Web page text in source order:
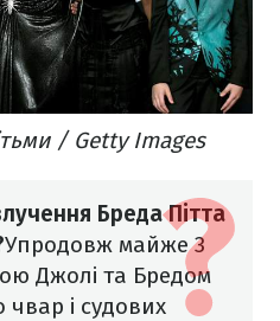
/ Getty Images
Бреда Пітта
Упродовж майже 3
Джолі та Бредом
чвар і судових